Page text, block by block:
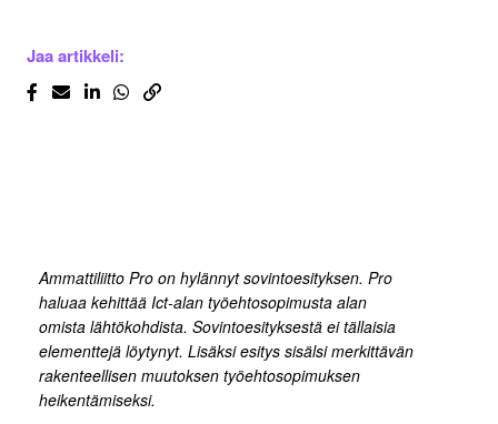
Jaa artikkeli:
Ammattiliitto Pro on hylännyt sovintoesityksen. Pro
haluaa kehittää Ict-alan työehtosopimusta alan
omista lähtökohdista. Sovintoesityksestä ei tällaisia
elementtejä löytynyt. Lisäksi esitys sisälsi merkittävän
rakenteellisen muutoksen työehtosopimuksen
heikentämiseksi.